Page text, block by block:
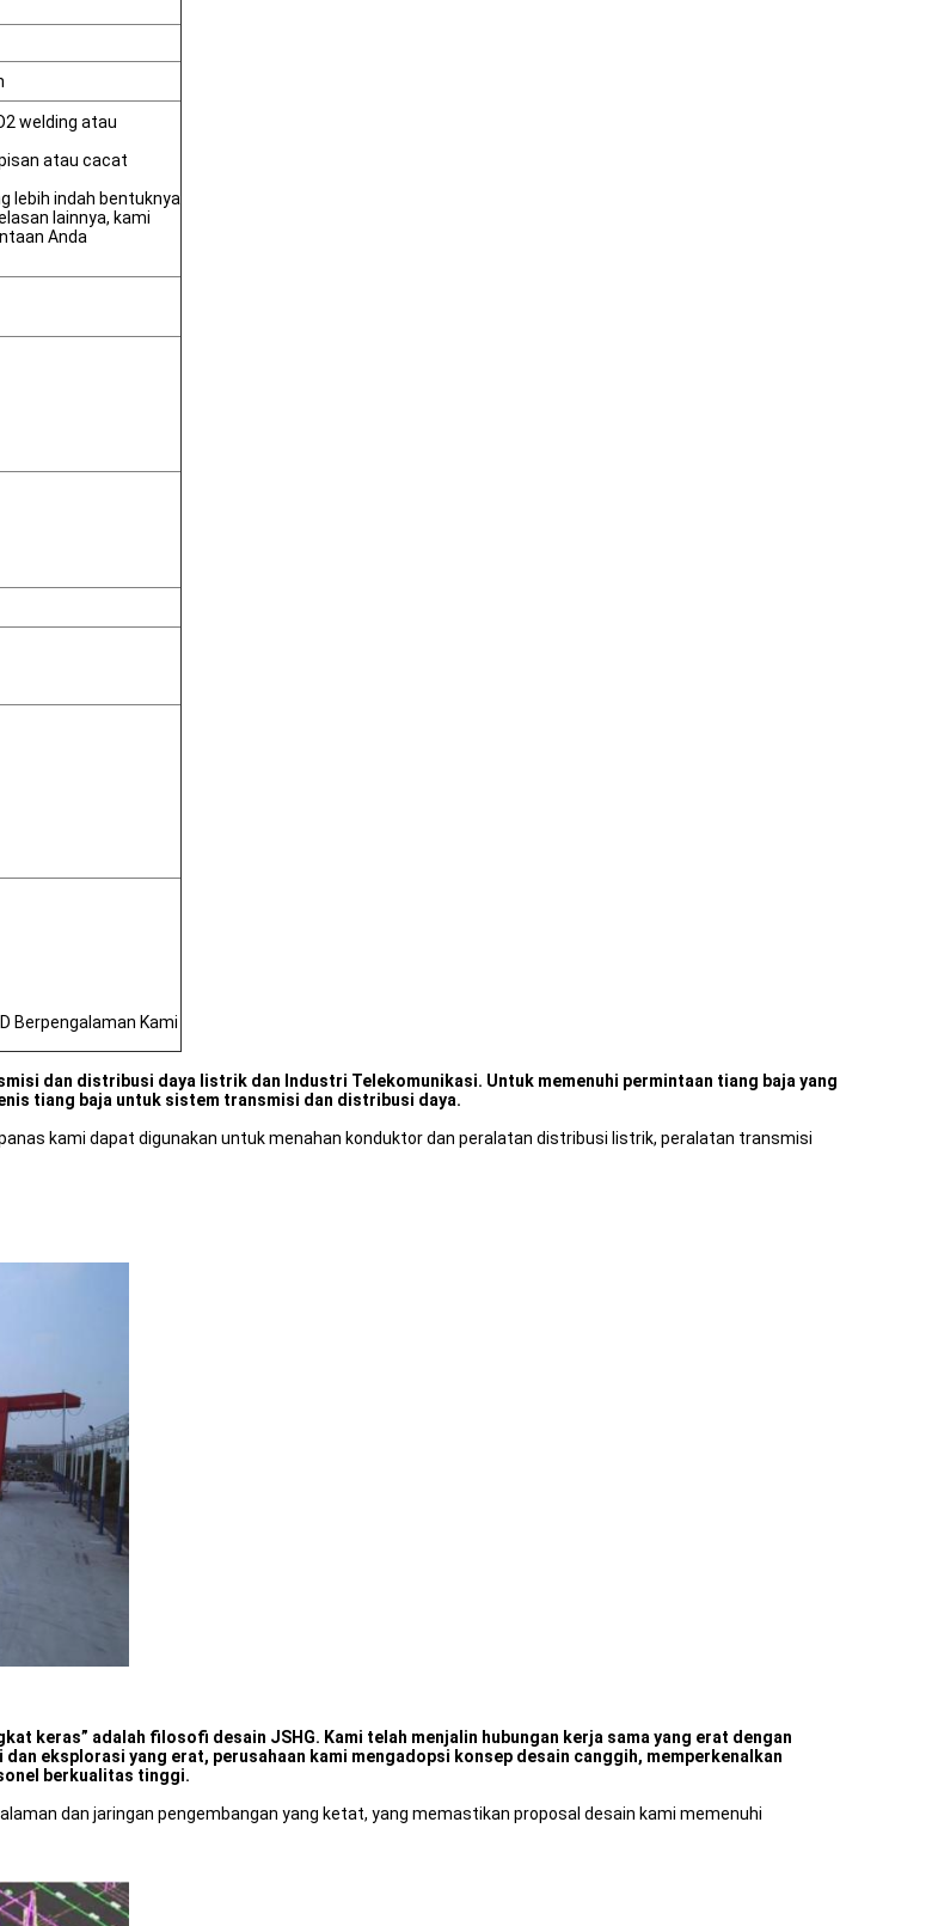
welding atau
atau cacat
lebih indah bentuknya
lainnya, kami
Anda
Berpengalaman Kami
dan distribusi daya listrik dan Industri Telekomunikasi. Untuk memenuhi permintaan tiang baja yang
tiang baja untuk sistem transmisi dan distribusi daya.
kami dapat digunakan untuk menahan konduktor dan peralatan distribusi listrik, peralatan transmisi
keras” adalah filosofi desain JSHG. Kami telah menjalin hubungan kerja sama yang erat dengan
eksplorasi yang erat, perusahaan kami mengadopsi konsep desain canggih, memperkenalkan
berkualitas tinggi.
dan jaringan pengembangan yang ketat, yang memastikan proposal desain kami memenuhi